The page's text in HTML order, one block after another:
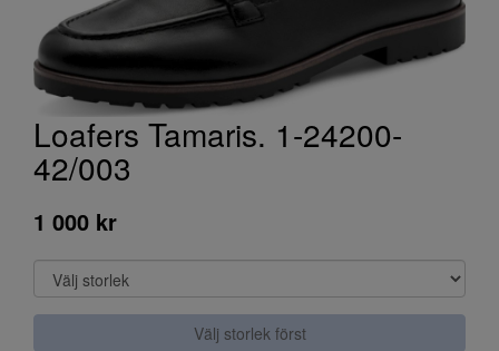
Loafers Tamaris. 1-24200-
42/003
1 000 kr
Välj storlek först